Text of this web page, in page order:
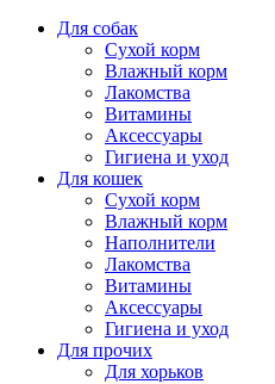
Для собак
Сухой корм
Влажный корм
Лакомства
Витамины
Аксессуары
Гигиена и уход
Для кошек
Сухой корм
Влажный корм
Наполнители
Лакомства
Витамины
Аксессуары
Гигиена и уход
Для прочих
Для хорьков